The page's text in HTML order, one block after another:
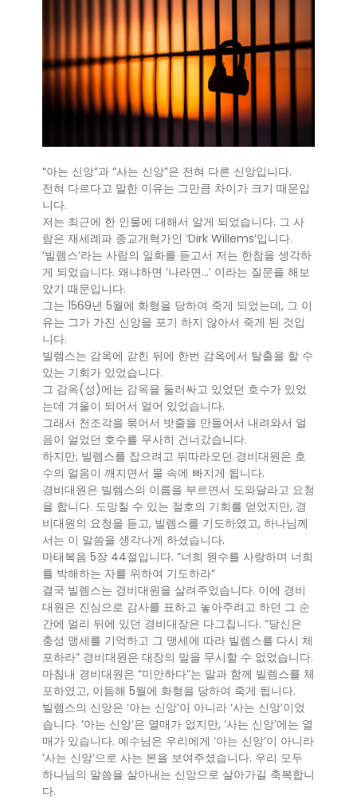
“아는 신앙”과 “사는 신앙”은 전혀 다른 신앙입니다.
전혀 다르다고 말한 이유는 그만큼 차이가 크기 때문입
니다.
저는 최근에 한 인물에 대해서 알게 되었습니다. 그 사
람은 재세례파 종교개혁가인 ‘Dirk Willems’입니다.
‘빌렘스’라는 사람의 일화를 듣고서 저는 한참을 생각하
게 되었습니다. 왜냐하면 ‘나라면…’ 이라는 질문을 해보
았기 때문입니다.
그는 1569년 5월에 화형을 당하여 죽게 되었는데, 그 이
유는 그가 가진 신앙을 포기 하지 않아서 죽게 된 것입
니다.
빌렘스는 감옥에 갇힌 뒤에 한번 감옥에서 탈출을 할 수
있는 기회가 있었습니다.
그 감옥(성)에는 감옥을 둘러싸고 있었던 호수가 있었
는데 겨울이 되어서 얼어 있었습니다.
그래서 천조각을 묶어서 밧줄을 만들어서 내려와서 얼
음이 얼었던 호수를 무사히 건너갔습니다.
하지만, 빌렘스를 잡으려고 뒤따라오던 경비대원은 호
수의 얼음이 깨지면서 물 속에 빠지게 됩니다.
경비대원은 빌렘스의 이름을 부르면서 도와달라고 요청
을 합니다. 도망칠 수 있는 절호의 기회를 얻었지만, 경
비대원의 요청을 듣고, 빌렘스를 기도하였고, 하나님께
서는 이 말씀을 생각나게 하셨습니다.
마태복음 5장 44절입니다. “너희 원수를 사랑하며 너희
를 박해하는 자를 위하여 기도하라”
결국 빌렘스는 경비대원을 살려주었습니다. 이에 경비
대원은 진심으로 감사를 표하고 놓아주려고 하던 그 순
간에 멀리 뒤에 있던 경비대장은 다그칩니다. “당신은
충성 맹세를 기억하고 그 맹세에 따라 빌렘스를 다시 체
포하라” 경비대원은 대장의 말을 무시할 수 없었습니다.
마침내 경비대원은 “미안하다”는 말과 함께 빌렘스를 체
포하였고, 이듬해 5월에 화형을 당하여 죽게 됩니다.
빌렘스의 신앙은 ‘아는 신앙’이 아니라 ‘사는 신앙’이었
습니다. ‘아는 신앙’은 열매가 없지만, ‘사는 신앙’에는 열
매가 있습니다. 예수님은 우리에게 ‘아는 신앙’이 아니라
‘사는 신앙’으로 사는 본을 보여주셨습니다. 우리 모두
하나님의 말씀을 살아내는 신앙으로 살아가길 축복합니
다.